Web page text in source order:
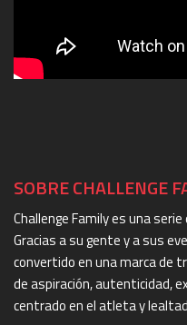
SOBRE CHALLENGE
Challenge Family es una
Gracias a su gente y a sus
convertido en una marca de
de aspiración, autenticidad,
centrado en el atleta y